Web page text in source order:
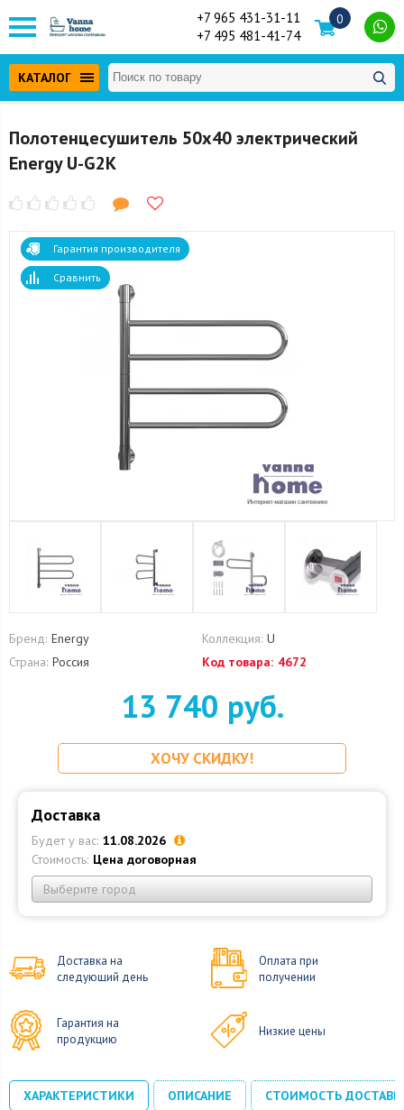
+7 965 431-31-11
+7 495 481-41-74
0
КАТАЛОГ
Полотенцесушитель 50x40 электрический
Energy U-G2K
Гарантия производителя
Сравнить
Бренд: Energy Коллекция: U
Страна: Россия Код товара: 4672
13 740 руб.
ХОЧУ СКИДКУ!
Доставка
Будет у вас: 11.08.2026
Стоимость: Цена договорная
Выберите город
Доставка на
следующий день
Оплата при
получении
Гарантия на
продукцию
Низкие цены
ХАРАКТЕРИСТИКИ ОПИСАНИЕ СТОИМОСТЬ